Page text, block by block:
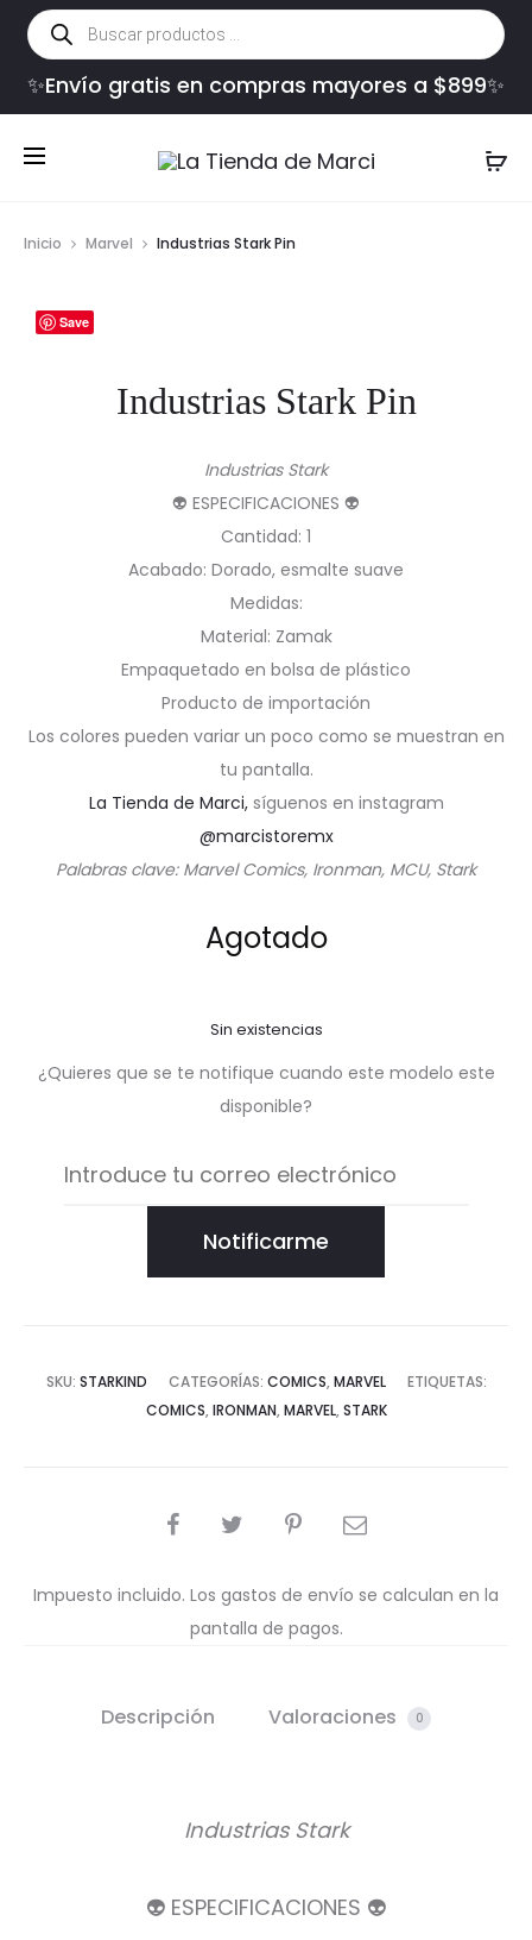
Búsqueda
de
productos
✨Envío gratis en compras mayores a $899✨
Inicio Marvel Industrias Stark Pin
Save
Industrias Stark Pin
Industrias Stark
👽 ESPECIFICACIONES 👽
Cantidad: 1
Acabado: Dorado, esmalte suave
Medidas:
Material: Zamak
Empaquetado en bolsa de plástico
Producto de importación
Los colores pueden variar un poco como se muestran en
tu pantalla.
La Tienda de Marci, síguenos en instagram
@marcistoremx
Palabras clave: Marvel Comics, Ironman, MCU, Stark
Agotado
Sin existencias
¿Quieres que se te notifique cuando este modelo este
disponible?
Notificarme
SKU: STARKIND CATEGORÍAS: COMICS, MARVEL
ETIQUETAS:
COMICS, IRONMAN, MARVEL, STARK
COMPARTIR
Impuesto incluido. Los gastos de envío se calculan en la
pantalla de pagos.
Descripción Valoraciones 0
Industrias Stark
👽 ESPECIFICACIONES 👽